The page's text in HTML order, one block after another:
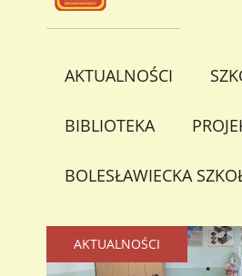
AKTUALNOŚCI
BIBLIOTEKA
BOLESŁAWIECKA
AKTUALNOŚCI